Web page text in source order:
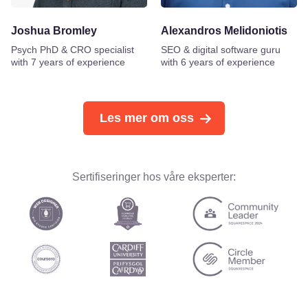
Joshua Bromley
Psych PhD & CRO specialist
with 7 years of experience
Alexandros Melidoniotis
SEO & digital software guru
with 6 years of experience
Les mer om oss
Sertifiseringer hos våre eksperter: